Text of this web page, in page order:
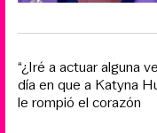
“¿Iré a actuar alguna
día en que a Katyna
le rompió el corazón